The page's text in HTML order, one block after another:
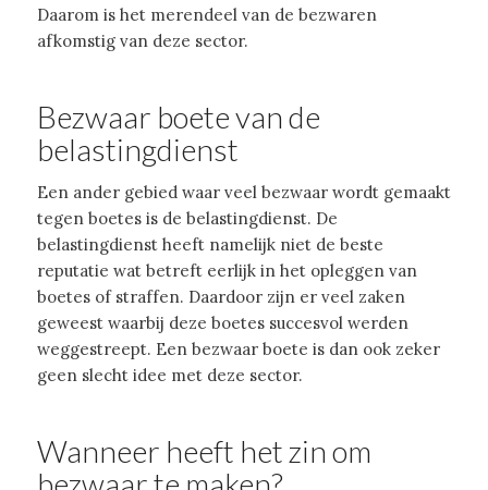
Daarom is het merendeel van de bezwaren
afkomstig van deze sector.
Bezwaar boete van de
belastingdienst
Een ander gebied waar veel bezwaar wordt gemaakt
tegen boetes is de belastingdienst. De
belastingdienst heeft namelijk niet de beste
reputatie wat betreft eerlijk in het opleggen van
boetes of straffen. Daardoor zijn er veel zaken
geweest waarbij deze boetes succesvol werden
weggestreept. Een bezwaar boete is dan ook zeker
geen slecht idee met deze sector.
Wanneer heeft het zin om